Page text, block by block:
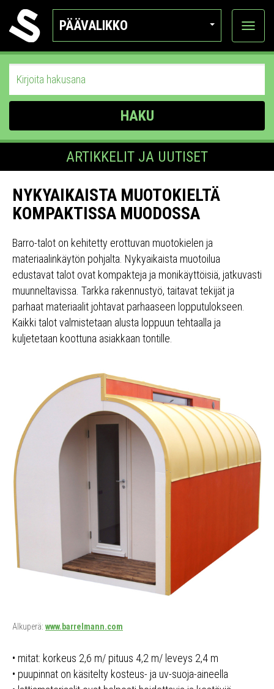
PÄÄVALIKKO
Näytä
HAKU
ARTIKKELIT JA UUTISET
NYKYAIKAISTA MUOTOKIELTÄ
KOMPAKTISSA MUODOSSA
Barro-talot on kehitetty erottuvan muotokielen ja
materiaalinkäytön pohjalta. Nykyaikaista muotoilua
edustavat talot ovat kompakteja ja monikäyttöisiä, jatkuvasti
muunneltavissa. Tarkka rakennustyö, taitavat tekijät ja
parhaat materiaalit johtavat parhaaseen lopputulokseen.
Kaikki talot valmistetaan alusta loppuun tehtaalla ja
kuljetetaan koottuna asiakkaan tontille.
Alkuperä: www.barrelmann.com
• mitat: korkeus 2,6 m/ pituus 4,2 m/ leveys 2,4 m
• puupinnat on käsitelty kosteus- ja uv-suoja-aineella